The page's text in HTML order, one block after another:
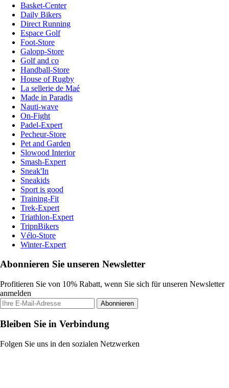
Basket-Center
Daily Bikers
Direct Running
Espace Golf
Foot-Store
Galopp-Store
Golf and co
Handball-Store
House of Rugby
La sellerie de Maé
Made in Paradis
Nauti-wave
On-Fight
Padel-Expert
Pecheur-Store
Pet and Garden
Slowood Interior
Smash-Expert
Sneak'In
Sneakids
Sport is good
Training-Fit
Trek-Expert
Triathlon-Expert
TripnBikers
Vélo-Store
Winter-Expert
Abonnieren Sie unseren Newsletter
Profitieren Sie von 10% Rabatt, wenn Sie sich für unseren Newsletter
anmelden
Abonnieren
Bleiben Sie in Verbindung
Folgen Sie uns in den sozialen Netzwerken